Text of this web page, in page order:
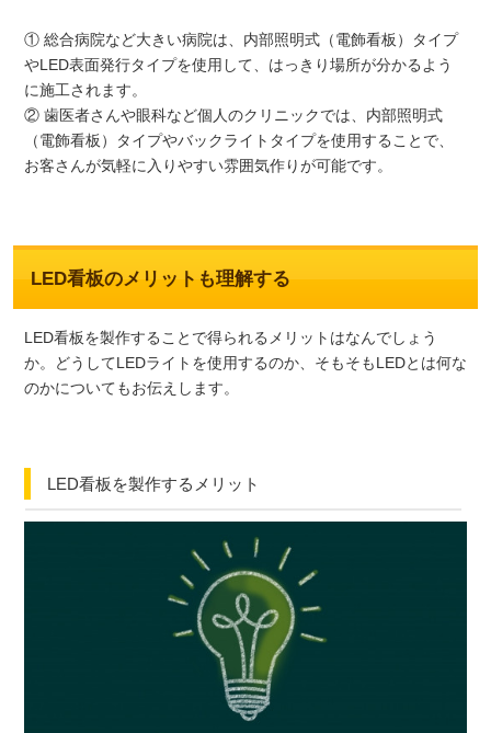
① 総合病院など大きい病院は、内部照明式（電飾看板）タイプ
やLED表面発行タイプを使用して、はっきり場所が分かるよう
に施工されます。
② 歯医者さんや眼科など個人のクリニックでは、内部照明式
（電飾看板）タイプやバックライトタイプを使用することで、
お客さんが気軽に入りやすい雰囲気作りが可能です。
LED看板のメリットも理解する
LED看板を製作することで得られるメリットはなんでしょう
か。どうしてLEDライトを使用するのか、そもそもLEDとは何な
のかについてもお伝えします。
LED看板を製作するメリット